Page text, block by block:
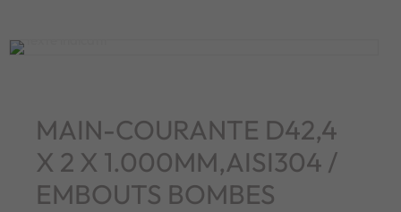
MAIN-COURANTE D42,4
X 2 X 1.000MM,AISI304 /
EMBOUTS BOMBES